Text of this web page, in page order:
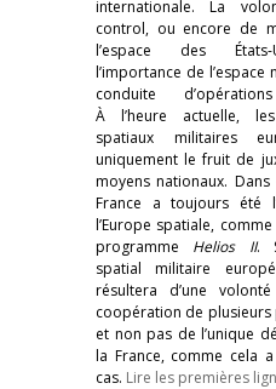
internationale. La
control, ou encore de
l’espace des
l’importance de
conduite
À l’heure actuelle,
spatiaux militaires
uniquement le fruit de
moyens nationaux.
France a toujours été
l’Europe spatiale,
programme Helios II.
spatial militaire
résultera d’une
coopération de plusieurs
et non pas de l’unique
la France, comme cela
cas. Lire les premières